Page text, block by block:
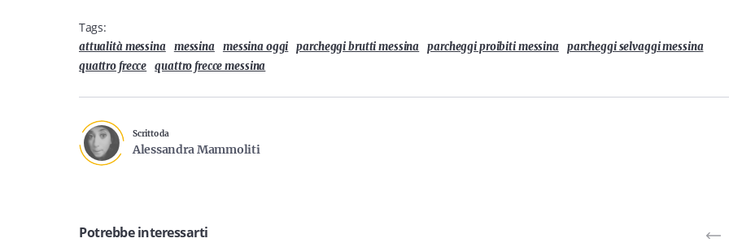
Tags:
attualità messina messina messina oggi parcheggi brutti messina parcheggi proibiti messina parcheggi selvaggi messina
quattro frecce quattro frecce messina
Scritto da
Alessandra Mammoliti
Potrebbe interessarti